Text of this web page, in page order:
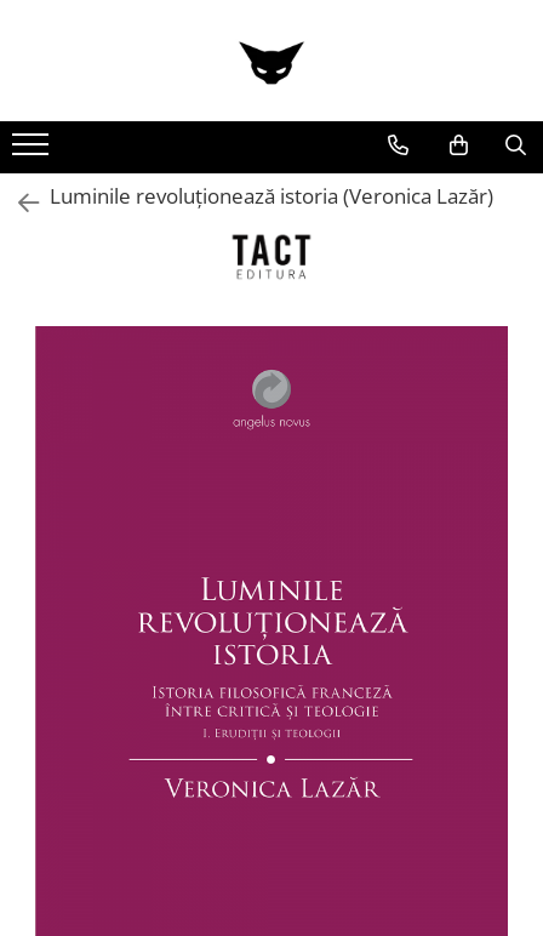
Cărți
Cărticele și broșuri
RevisteLuminile revoluționează istoria (Veronica Lazăr)